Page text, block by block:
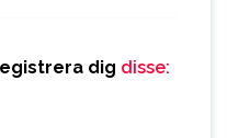
dig disse: